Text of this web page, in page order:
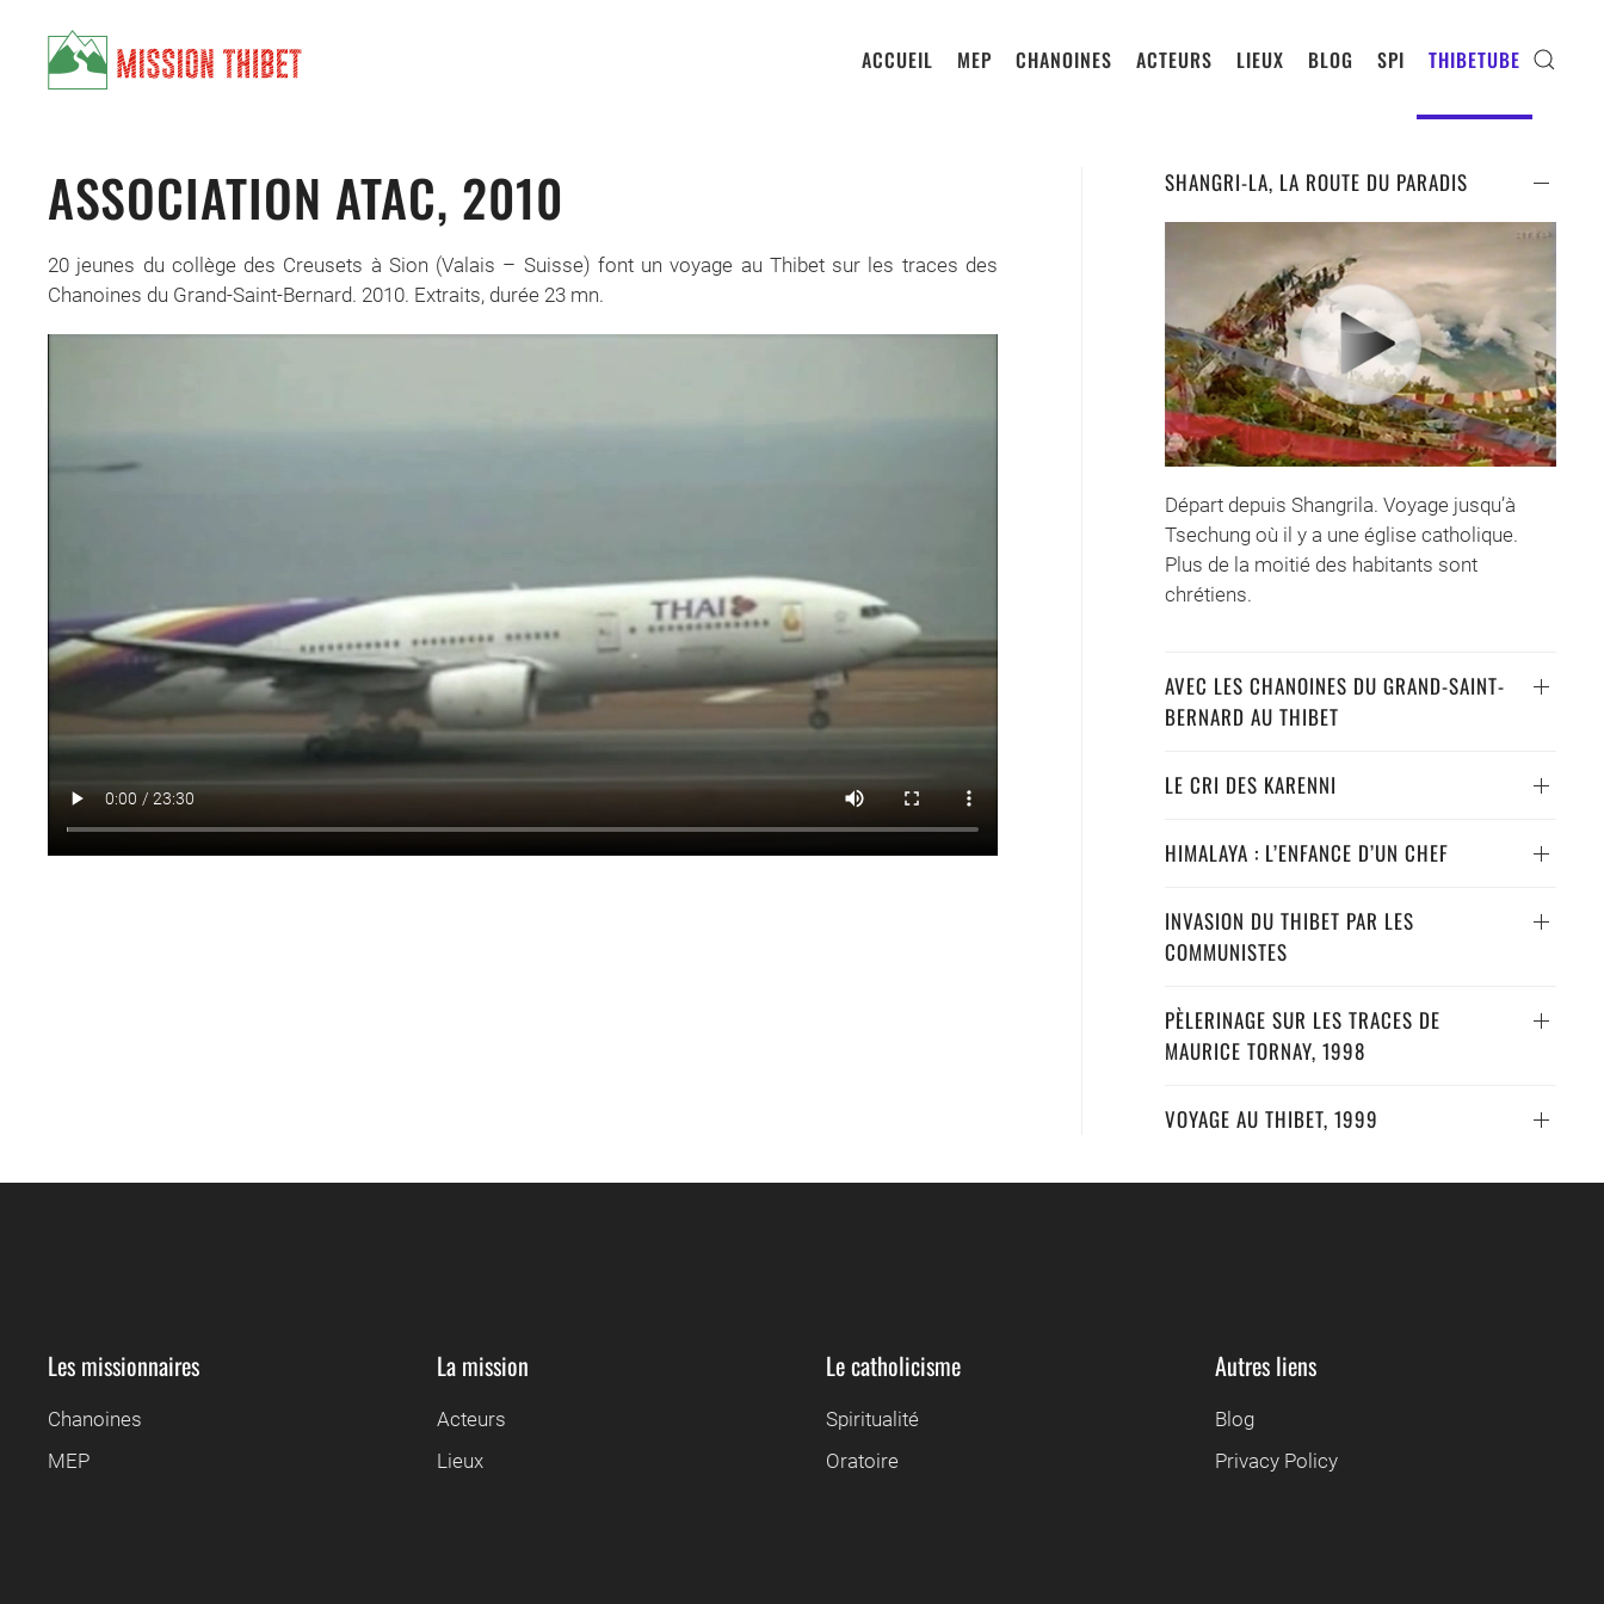
Skip to main content ACCUEIL MEP CHANOINES ACTEURS LIEUX BLOG SPI THIBETUBE
ASSOCIATION ATAC, 2010
20 jeunes du collège des Creusets à Sion (Valais – Suisse) font un voyage au Thibet sur les traces des
Chanoines du Grand-Saint-Bernard. 2010. Extraits, durée 23 mn.
SHANGRI-LA, LA ROUTE DU PARADIS
Départ depuis Shangrila. Voyage jusqu’à
Tsechung où il y a une église catholique.
Plus de la moitié des habitants sont
chrétiens.
AVEC LES CHANOINES DU GRAND-SAINT-
BERNARD AU THIBET
LE CRI DES KARENNI
HIMALAYA : L’ENFANCE D’UN CHEF
INVASION DU THIBET PAR LES
COMMUNISTES
PÈLERINAGE SUR LES TRACES DE
MAURICE TORNAY, 1998
VOYAGE AU THIBET, 1999
Les missionnaires
Chanoines
MEP
La mission
Acteurs
Lieux
Le catholicisme
Spiritualité
Oratoire
Autres liens
Blog
Privacy Policy